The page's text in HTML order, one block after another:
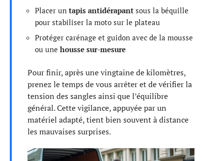
Placer un tapis antidérapant sous la béquille
pour stabiliser la moto sur le plateau
Protéger carénage et guidon avec de la mousse
ou une housse sur-mesure
Pour finir, après une vingtaine de kilomètres,
prenez le temps de vous arrêter et de vérifier la
tension des sangles ainsi que l’équilibre
général. Cette vigilance, appuyée par un
matériel adapté, tient bien souvent à distance
les mauvaises surprises.